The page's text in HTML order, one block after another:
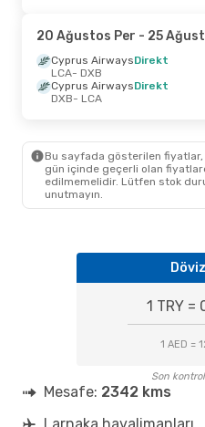
20 Ağustos Per - 25
Cyprus AirwaysDirekt
LCA- DXB
Cyprus AirwaysDirekt
DXB- LCA
Bu sayfada gösterilen
gün içinde geçerli olan
edilmemelidir. Lütfen stok
unutmayın.
1 TRY =
1 AED =
Son
Mesafe: 2342 kms